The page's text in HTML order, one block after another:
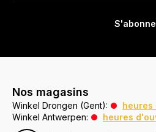
Nos magasins
Winkel Drongen (Gent):
heures
Winkel Antwerpen:
heures